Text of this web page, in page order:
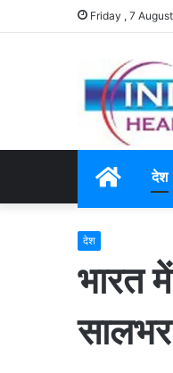
Friday , 7
Homeदेश
देश
भारत